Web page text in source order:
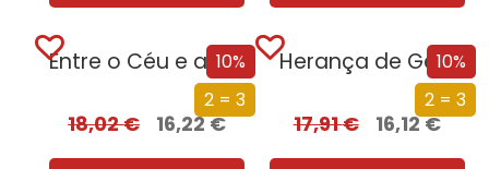
10%
2 = 3
Entre o Céu e a Terra
18,02€ 16,22€
10%
2 = 3
Herança de Gelo
17,91€ 16,12€